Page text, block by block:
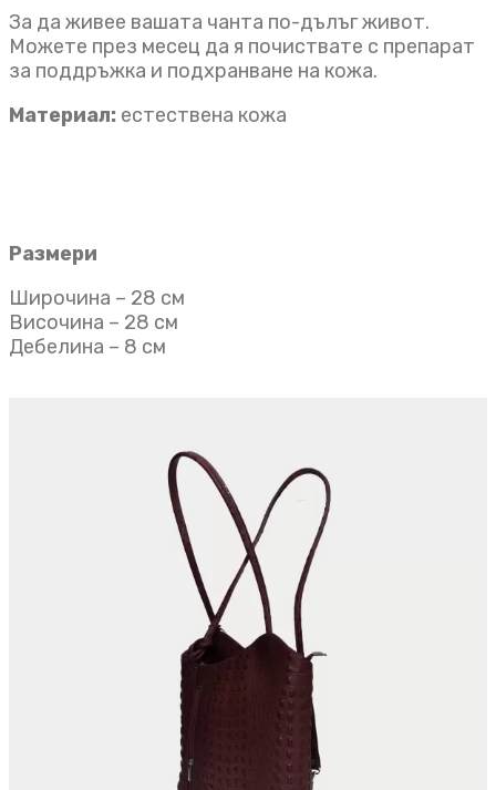
За да живее вашата чанта по-дълъг живот.
Можете през месец да я почиствате с препарат
за поддръжка и подхранване на кожа.
Материал: естествена кожа
Размери
Широчина – 28 см
Височина – 28 см
Дебелина – 8 см